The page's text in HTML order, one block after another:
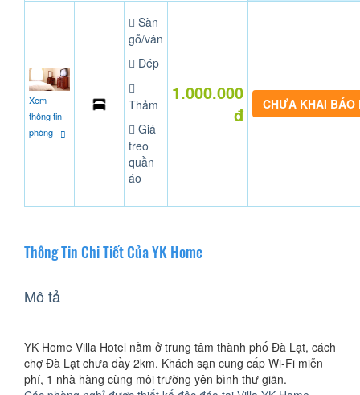
Xem
thông tin
phòng
Sàn
gỗ/ván
Dép
Thảm
Giá
treo
quần
áo
1.000.000
đ
CHƯA KHAI BÁO
Thông Tin Chi Tiết Của YK Home
Mô tả
YK Home Villa Hotel nằm ở trung tâm thành phố Đà Lạt, cách
chợ Đà Lạt chưa đầy 2km. Khách sạn cung cấp Wi-Fi miễn
phí, 1 nhà hàng cùng môi trường yên bình thư giãn.